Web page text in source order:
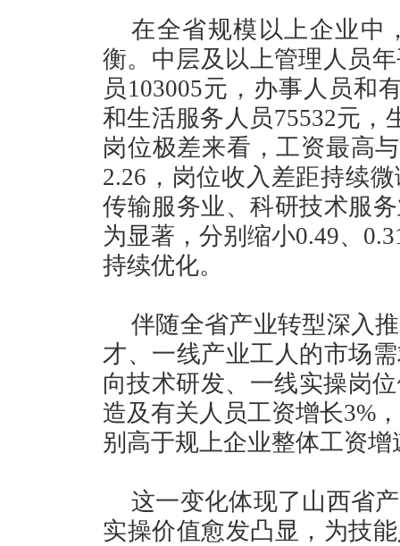
在全省规模以上企业中
衡。中层及以上管理人员
员103005元，办事人员和
和生活服务人员75532元，
岗位极差来看，工资最高
2.26，岗位收入差距持续
传输服务业、科研技术服
为显著，分别缩小0.49、
持续优化。
伴随全省产业转型深入
才、一线产业工人的市场
向技术研发、一线实操岗
造及有关人员工资增长3%
别高于规上企业整体工资
这一变化体现了山西省
实操价值愈发凸显，为技